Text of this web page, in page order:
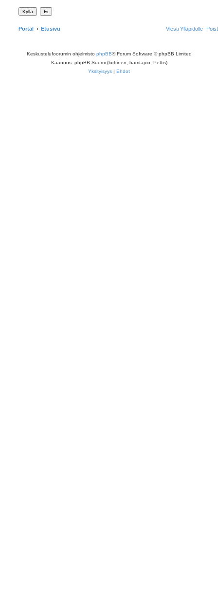
Portal Etusivu Viesti Ylläpidolle
Keskustelufoorumin ohjelmisto phpBB® Forum Software © phpBB Limited
Käännös: phpBB Suomi (lurttinen, harritapio, Pettis)
Yksityisyys | Ehdot